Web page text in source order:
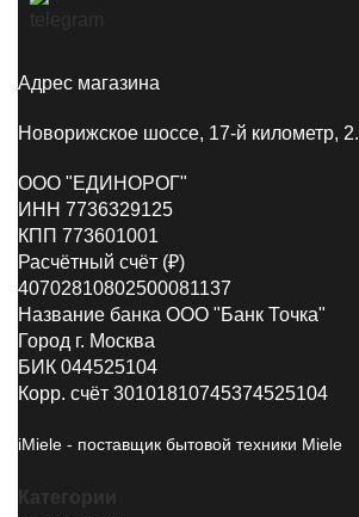
Адрес магазина
Новорижское шоссе, 17-й километр, 2.
ООО "ЕДИНОРОГ"
ИНН 7736329125
КПП 773601001
Расчётный счёт (₽)
40702810802500081137
Название банка ООО "Банк Точка"
Город г. Москва
БИК 044525104
Корр. счёт 30101810745374525104
iMiele - поставщик бытовой техники Miele
Категории